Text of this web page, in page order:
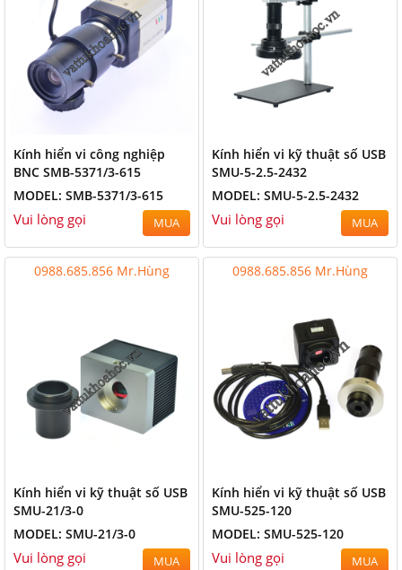
Kính hiển vi công nghiệp
BNC SMB-5371/3-615
MODEL: SMB-5371/3-615
Vui lòng gọi MUA
Kính hiển vi kỹ thuật số USB
SMU-5-2.5-2432
MODEL: SMU-5-2.5-2432
Vui lòng gọi MUA
0988.685.856 Mr.Hùng
Kính hiển vi kỹ thuật số USB
SMU-21/3-0
MODEL: SMU-21/3-0
Vui lòng gọi MUA
0988.685.856 Mr.Hùng
Kính hiển vi kỹ thuật số USB
SMU-525-120
MODEL: SMU-525-120
Vui lòng gọi MUA